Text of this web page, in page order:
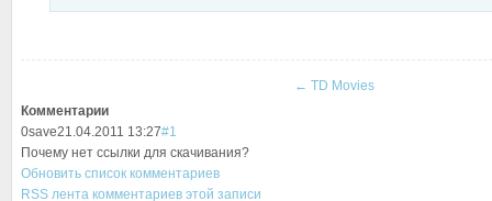
← TD Movies
Комментарии
0save21.04.2011 13:27#1
Почему нет ссылки для скачивания?
Обновить список комментариев
RSS лента комментариев этой записи